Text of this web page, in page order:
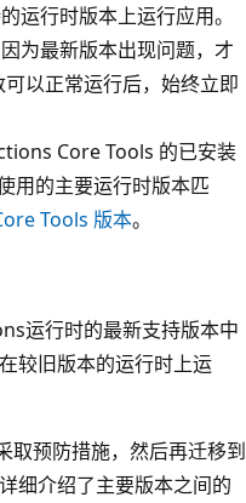
运行时版本上运行应用。
为最新版本出现问题，才
以正常运行后，始终立即
Core Tools 的已安装
用的主要运行时版本匹
Tools 版本。
运行时的最新支持版本中
较旧版本的运行时上运
取预防措施，然后再迁移到
细介绍了主要版本之间的